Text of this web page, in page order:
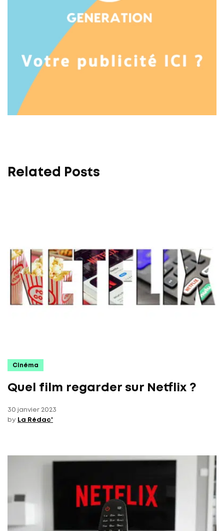
Related Posts
Cinéma
Quel film regarder sur Netflix ?
30 janvier 2023
by La Rédac'